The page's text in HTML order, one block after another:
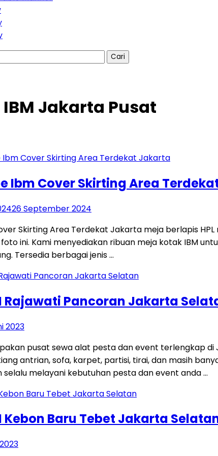
Jakarta Pusat
Ibm Cover Skirting Area
26 September 2024
Skirting Area Terdekat Jakarta meja berlapis
ini. Kami menyediakan ribuan meja kotak IBM
Tersedia berbagai jenis …
Rajawati Pancoran Jakarta
2023
pusat sewa alat pesta dan event terlengkap
antrian, sofa, karpet, partisi, tirai, dan masih
selalu melayani kebutuhan pesta dan event anda …
Kebon Baru Tebet Jakarta